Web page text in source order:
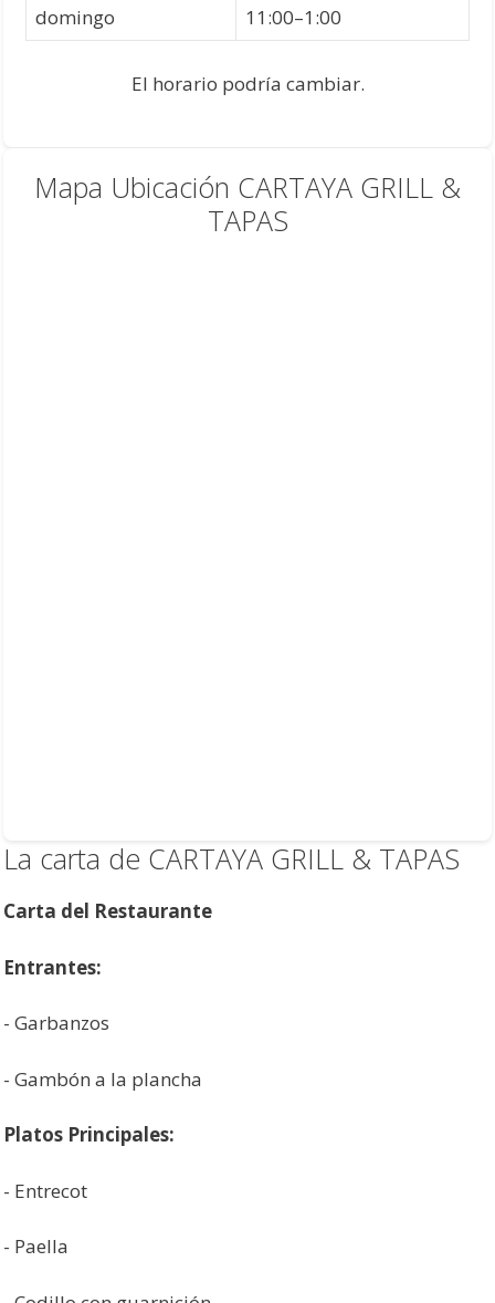
domingo
11:00–1:00
El horario podría cambiar.
Mapa Ubicación CARTAYA GRILL &
TAPAS
La carta de CARTAYA GRILL & TAPAS
Carta del Restaurante
Entrantes:
- Garbanzos
- Gambón a la plancha
Platos Principales:
- Entrecot
- Paella